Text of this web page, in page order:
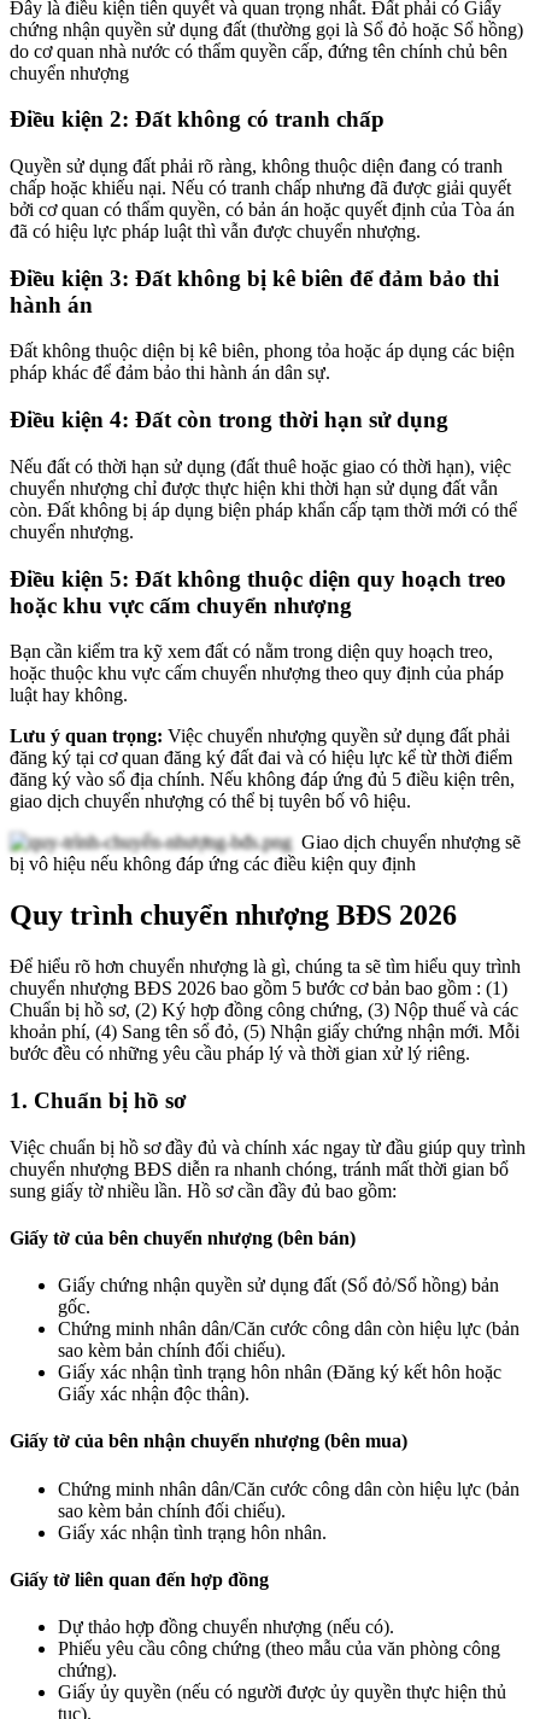
Đây là điều kiện tiên quyết và quan trọng nhất. Đất phải có Giấy
chứng nhận quyền sử dụng đất (thường gọi là Sổ đỏ hoặc Sổ hồng)
do cơ quan nhà nước có thẩm quyền cấp, đứng tên chính chủ bên
chuyển nhượng
Điều kiện 2: Đất không có tranh chấp
Quyền sử dụng đất phải rõ ràng, không thuộc diện đang có tranh
chấp hoặc khiếu nại. Nếu có tranh chấp nhưng đã được giải quyết
bởi cơ quan có thẩm quyền, có bản án hoặc quyết định của Tòa án
đã có hiệu lực pháp luật thì vẫn được chuyển nhượng.
Điều kiện 3: Đất không bị kê biên để đảm bảo thi
hành án
Đất không thuộc diện bị kê biên, phong tỏa hoặc áp dụng các biện
pháp khác để đảm bảo thi hành án dân sự.
Điều kiện 4: Đất còn trong thời hạn sử dụng
Nếu đất có thời hạn sử dụng (đất thuê hoặc giao có thời hạn), việc
chuyển nhượng chỉ được thực hiện khi thời hạn sử dụng đất vẫn
còn. Đất không bị áp dụng biện pháp khẩn cấp tạm thời mới có thể
chuyển nhượng.
Điều kiện 5: Đất không thuộc diện quy hoạch treo
hoặc khu vực cấm chuyển nhượng
Bạn cần kiểm tra kỹ xem đất có nằm trong diện quy hoạch treo,
hoặc thuộc khu vực cấm chuyển nhượng theo quy định của pháp
luật hay không.
Lưu ý quan trọng: Việc chuyển nhượng quyền sử dụng đất phải
đăng ký tại cơ quan đăng ký đất đai và có hiệu lực kể từ thời điểm
đăng ký vào sổ địa chính. Nếu không đáp ứng đủ 5 điều kiện trên,
giao dịch chuyển nhượng có thể bị tuyên bố vô hiệu.
Giao dịch chuyển nhượng sẽ
bị vô hiệu nếu không đáp ứng các điều kiện quy định
Quy trình chuyển nhượng BĐS 2026
Để hiểu rõ hơn chuyển nhượng là gì, chúng ta sẽ tìm hiểu quy trình
chuyển nhượng BĐS 2026 bao gồm 5 bước cơ bản bao gồm : (1)
Chuẩn bị hồ sơ, (2) Ký hợp đồng công chứng, (3) Nộp thuế và các
khoản phí, (4) Sang tên sổ đỏ, (5) Nhận giấy chứng nhận mới. Mỗi
bước đều có những yêu cầu pháp lý và thời gian xử lý riêng.
1. Chuẩn bị hồ sơ
Việc chuẩn bị hồ sơ đầy đủ và chính xác ngay từ đầu giúp quy trình
chuyển nhượng BĐS diễn ra nhanh chóng, tránh mất thời gian bổ
sung giấy tờ nhiều lần. Hồ sơ cần đầy đủ bao gồm:
Giấy tờ của bên chuyển nhượng (bên bán)
Giấy chứng nhận quyền sử dụng đất (Sổ đỏ/Sổ hồng) bản
gốc.
Chứng minh nhân dân/Căn cước công dân còn hiệu lực (bản
sao kèm bản chính đối chiếu).
Giấy xác nhận tình trạng hôn nhân (Đăng ký kết hôn hoặc
Giấy xác nhận độc thân).
Giấy tờ của bên nhận chuyển nhượng (bên mua)
Chứng minh nhân dân/Căn cước công dân còn hiệu lực (bản
sao kèm bản chính đối chiếu).
Giấy xác nhận tình trạng hôn nhân.
Giấy tờ liên quan đến hợp đồng
Dự thảo hợp đồng chuyển nhượng (nếu có).
Phiếu yêu cầu công chứng (theo mẫu của văn phòng công
chứng).
Giấy ủy quyền (nếu có người được ủy quyền thực hiện thủ
tục).